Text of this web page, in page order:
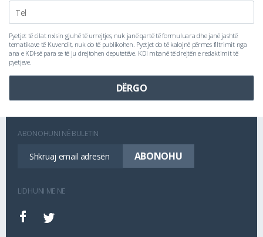
Pyetjet të cilat nxisin gjuhë të urrejtjes, nuk janë qartë të formuluara dhe janë jashtë
tematikave të Kuvendit, nuk do të publikohen. Pyetjet do të kalojnë përmes filtrimit nga
ana e KDI-së para se të ju drejtohen deputetëve. KDI mbanë të drejtën e redaktimit të
pyetjeve.
ABONOHUNI NË BULETIN
LIDHUNI ME NE